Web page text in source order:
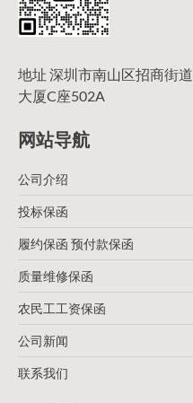
地址 深圳市南山区招商街
大厦C座502A
网站导航
公司介绍
投标保函
履约保函 预付款保函
质量维修保函
农民工工资保函
公司新闻
联系我们